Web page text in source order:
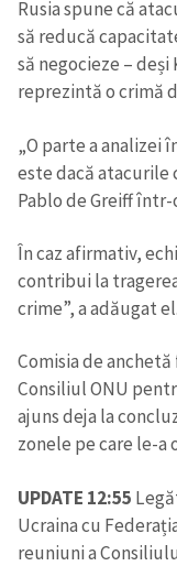
Rusia spune că
să reducă
să negocieze –
reprezintă o crimă
„O parte a analizei
este dacă atacurile
Pablo de Greiff
În caz afirmativ,
contribui la
crime”, a adăugat el.
Comisia de
Consiliul ONU
ajuns deja la
zonele pe care le-a
UPDATE 12:55
Ucraina cu
reuniuni a